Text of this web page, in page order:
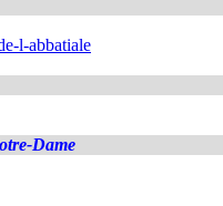
l-abbatiale
Dame